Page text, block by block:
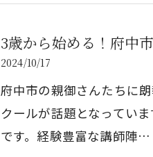
3歳から始める！府中
2024/10/17
府中市の親御さんたちに
クールが話題となってい
です。経験豊富な講師陣…